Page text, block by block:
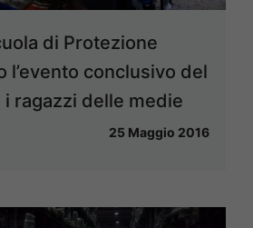
di Protezione
l’evento conclusivo del
ragazzi delle medie
25 Maggio 2016